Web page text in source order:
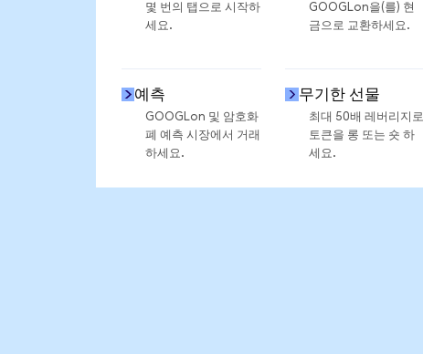
몇 번의 탭으로 시작하
세요.
GOOGLon을(를) 현
금으로 교환하세요.
예측
GOOGLon 및 암호화
폐 예측 시장에서 거래
하세요.
무기한 선물
최대 50배 레버리지로
토큰을 롱 또는 숏 하
세요.